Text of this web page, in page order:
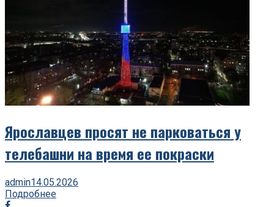
Ярославцев просят не парковаться у
телебашни на время ее покраски
admin14.05.2026
Подробнее